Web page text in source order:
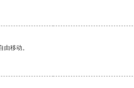
移动。